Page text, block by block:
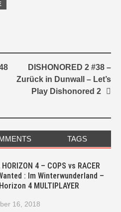
DISHONORED 2 #38 –
Zurück in Dunwall – Let’s
Play Dishonored 2
TAGS
HORIZON 4 – COPS vs RACER
: Im Winterwunderland –
4 MULTIPLAYER
16, 2018